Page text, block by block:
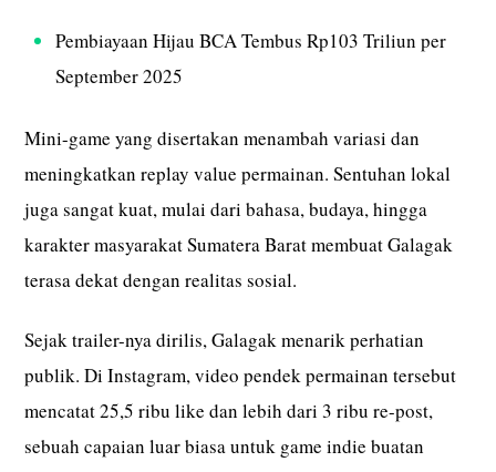
Pembiayaan Hijau BCA Tembus Rp103 Triliun per
September 2025
Mini-game yang disertakan menambah variasi dan
meningkatkan replay value permainan. Sentuhan lokal
juga sangat kuat, mulai dari bahasa, budaya, hingga
karakter masyarakat Sumatera Barat membuat Galagak
terasa dekat dengan realitas sosial.
Sejak trailer-nya dirilis, Galagak menarik perhatian
publik. Di Instagram, video pendek permainan tersebut
mencatat 25,5 ribu like dan lebih dari 3 ribu re-post,
sebuah capaian luar biasa untuk game indie buatan